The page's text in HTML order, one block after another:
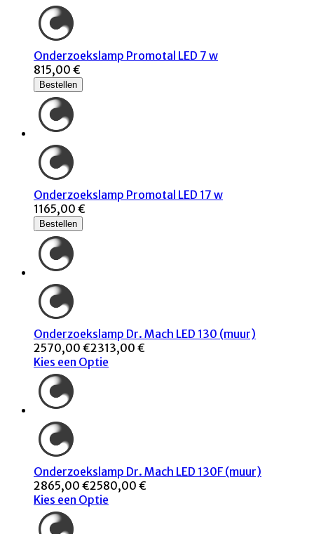
Onderzoekslamp Promotal LED 7 w
815,00 €
Bestellen
Onderzoekslamp Promotal LED 17 w
1165,00 €
Bestellen
Onderzoekslamp Dr. Mach LED 130 (muur)
2570,00 €2313,00 €
Kies een Optie
Onderzoekslamp Dr. Mach LED 130F (muur)
2865,00 €2580,00 €
Kies een Optie